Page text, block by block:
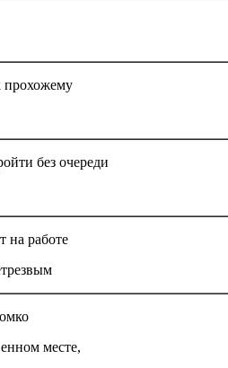
прохожему
без очереди
на работе
месте,